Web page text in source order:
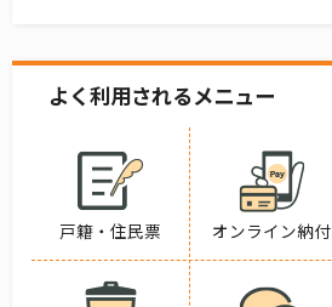
よく利用されるメニュー
戸籍・住民票 オンライン納付